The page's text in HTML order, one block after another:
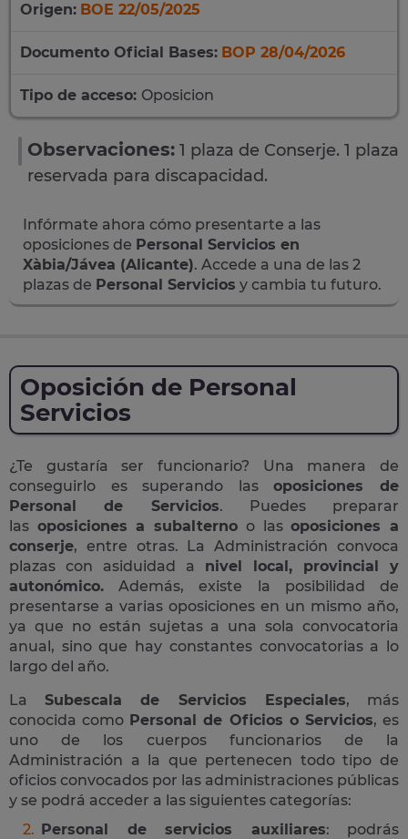
Origen: BOE 22/05/2025
Documento Oficial Bases: BOP 28/04/2026
Tipo de acceso: Oposicion
Observaciones: 1 plaza de Conserje. 1 plaza
reservada para discapacidad.
Infórmate ahora cómo presentarte a las
oposiciones de Personal Servicios en
Xàbia/Jávea (Alicante). Accede a una de las 2
plazas de Personal Servicios y cambia tu futuro.
Oposición de Personal
Servicios
¿Te gustaría ser funcionario? Una manera de
conseguirlo es superando lasoposiciones de
Personal de Servicios. Puedes preparar
las oposiciones a subalterno o lasoposiciones a
conserje, entre otras. La Administración convoca
plazas con asiduidad a nivel local, provincial y
autonómico. Además, existe la posibilidad de
presentarse a varias oposiciones en un mismo año,
ya que no están sujetas a una sola convocatoria
anual, sino que hay constantes convocatorias a lo
largo del año.
LaSubescala de Servicios Especiales, más
conocida como Personal de Oficios o Servicios, es
uno de los cuerpos funcionarios de la
Administración a la que pertenecen todo tipo de
oficios convocados por las administraciones públicas
y se podrá acceder a las siguientes categorías:
Personal de servicios auxiliares: podrás